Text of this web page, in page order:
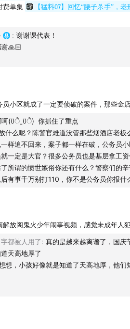
小孩
怕的事
”围堵派出所
你找回来了”
岁最后一天”
玩命？
手计划作者
编辑
费单集
【猛料07】回忆“腰子杀手”，
: 谢谢课代表！
谢🙏🏻
员小区就成了一定要侦破的案件，那些金
呵(ꄱੈˍꄱੈ) 你抓住了重点
什么呢？陈警官难道没管那些烟酒店老板
样追不回来，案子都一样在破，公务员
一定是大官？很多公务员也是基层拿工
所谓的愤世嫉俗你还有什么？警察们的
有事千万别打110，你不是公务员你报什
解放阁鬼火少年闹事视频，感觉未成年人
都被人用了: 真的是越来越离谱了，国庆
天高地厚了
想，小孩好像就是知道了天高地厚，他们